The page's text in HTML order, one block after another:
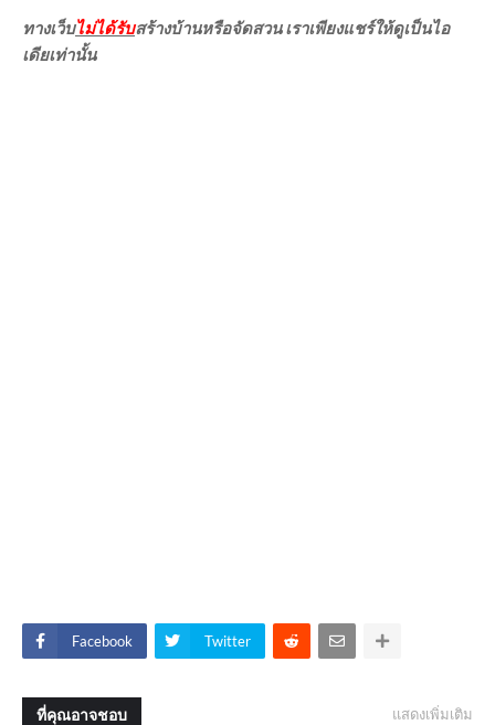
ทางเว็บไม่ได้รับสร้างบ้านหรือจัดสวน เราเพียงแชร์ให้ดูเป็นไอ
เดียเท่านั้น
Facebook Twitter
ที่คุณอาจชอบ แสดงเพิ่มเติม